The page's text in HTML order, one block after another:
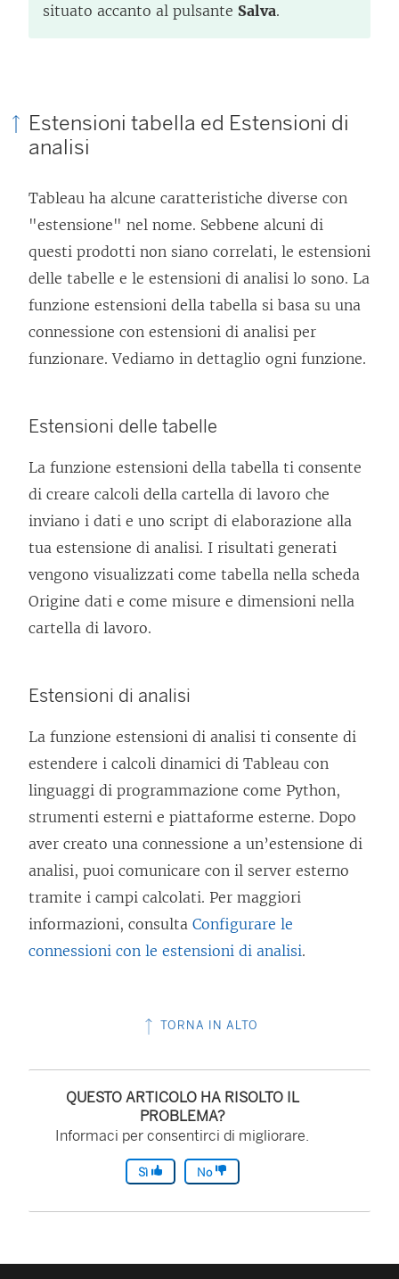
situato accanto al pulsante Salva.
Estensioni tabella ed Estensioni di
analisi
Tableau ha alcune caratteristiche diverse con
"estensione" nel nome. Sebbene alcuni di
questi prodotti non siano correlati, le estensioni
delle tabelle e le estensioni di analisi lo sono. La
funzione estensioni della tabella si basa su una
connessione con estensioni di analisi per
funzionare. Vediamo in dettaglio ogni funzione.
Estensioni delle tabelle
La funzione estensioni della tabella ti consente
di creare calcoli della cartella di lavoro che
inviano i dati e uno script di elaborazione alla
tua estensione di analisi. I risultati generati
vengono visualizzati come tabella nella scheda
Origine dati e come misure e dimensioni nella
cartella di lavoro.
Estensioni di analisi
La funzione estensioni di analisi ti consente di
estendere i calcoli dinamici di Tableau con
linguaggi di programmazione come Python,
strumenti esterni e piattaforme esterne. Dopo
aver creato una connessione a un’estensione di
analisi, puoi comunicare con il server esterno
tramite i campi calcolati. Per maggiori
informazioni, consulta Configurare le
connessioni con le estensioni di analisi.
TORNA IN ALTO
QUESTO ARTICOLO HA RISOLTO IL
PROBLEMA?
Informaci per consentirci di migliorare.
Sì No